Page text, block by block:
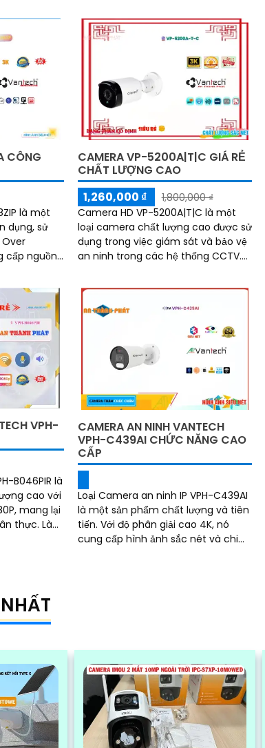
megapixel, nó cung cấp hình ảnh rõ
ràng và sắc nét
CÔNG
là một
dụng, sử
cấp nguồn
CAMERA VP-5200A|T|C GIÁ RẺ
CHẤT LƯỢNG CAO
1,260,000 ₫
1,800,000 ₫
Camera HD VP-5200A|T|C là một
loại camera chất lượng cao được sử
dụng trong việc giám sát và bảo vệ
an ninh trong các hệ thống CCTV.
này cung...
VPH-
B046PIR là
cao với
mang lại
thực. Là
CAMERA AN NINH VANTECH
VPH-C439AI CHỨC NĂNG CAO
CẤP
Loại Camera an ninh IP VPH-C439AI
là một sản phẩm chất lượng và tiên
tiến. Với độ phân giải cao 4K, nó
cung cấp hình ảnh sắc nét và chi